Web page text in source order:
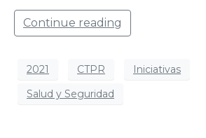
Continue reading
2021 CTPR
Iniciativas
Salud y Seguridad